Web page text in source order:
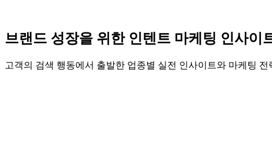
소비자의 다양한 맥락과 브랜드 인지 순간(CEP) 분석
고객 인텐트 기반의 트리플 미디어 콘텐츠 전략 설계
브랜드 성장을 위한 인텐트 마케팅 인사이
고객의 검색 행동에서 출발한 업종별 실전 인사이트와 마케팅 전